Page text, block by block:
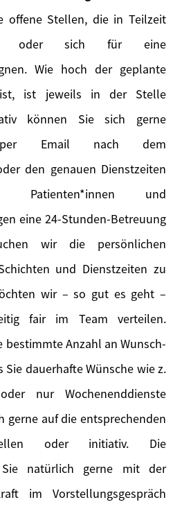
offene Stellen, die in Teilzeit
oder sich für eine
Wie hoch der geplante
ist, ist jeweils in der Stelle
können Sie sich gerne
Email nach dem
den genauen Dienstzeiten
Patienten*innen und
eine 24-Stunden-Betreuung
wir die persönlichen
und Dienstzeiten zu
wir – so gut es geht –
fair im Team verteilen.
bestimmte Anzahl an Wunsch-
Sie dauerhafte Wünsche wie z.
nur Wochenenddienste
gerne auf die entsprechenden
oder initiativ. Die
Sie natürlich gerne mit der
im Vorstellungsgespräch